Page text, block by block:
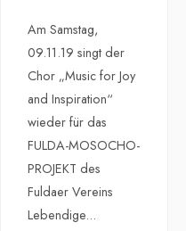
Am Samstag,
09.11.19 singt der
Chor „Music for Joy
and Inspiration“
wieder für das
FULDA-MOSOCHO-
PROJEKT des
Fuldaer Vereins
Lebendige...